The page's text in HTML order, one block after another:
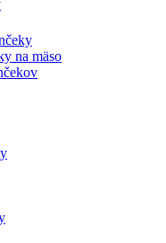
na mäso